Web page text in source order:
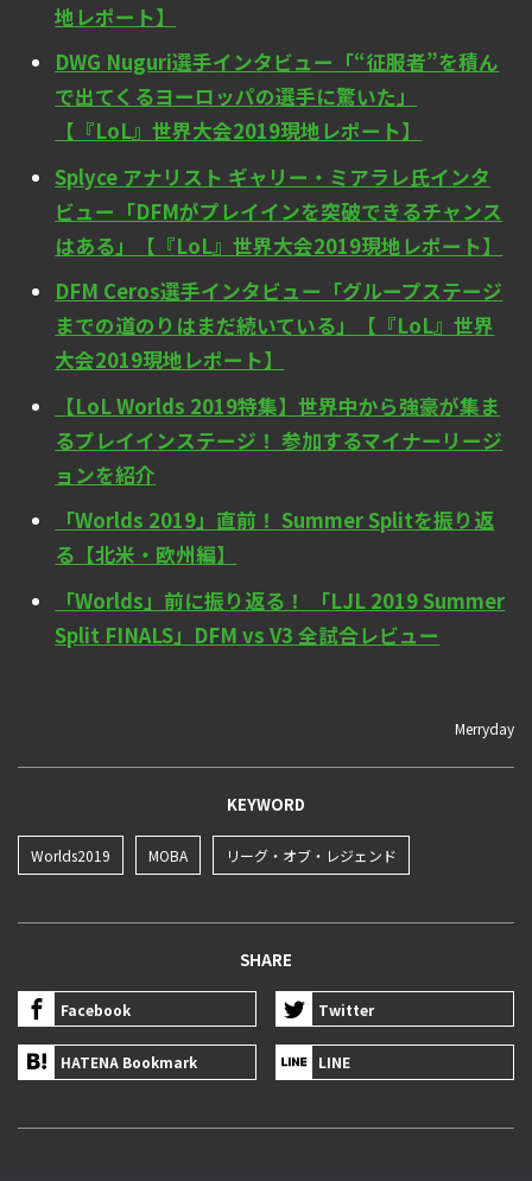
地レポート】
DWG Nuguri選手インタビュー「“征服者”を積ん
で出てくるヨーロッパの選手に驚いた」
【『LoL』世界大会2019現地レポート】
Splyce アナリスト ギャリー・ミアラレ氏インタ
ビュー「DFMがプレイインを突破できるチャンス
はある」【『LoL』世界大会2019現地レポート】
DFM Ceros選手インタビュー「グループステージ
までの道のりはまだ続いている」【『LoL』世界
大会2019現地レポート】
【LoL Worlds 2019特集】世界中から強豪が集ま
るプレイインステージ！ 参加するマイナーリージ
ョンを紹介
「Worlds 2019」直前！ Summer Splitを振り返
る【北米・欧州編】
「Worlds」前に振り返る！ 「LJL 2019 Summer
Split FINALS」DFM vs V3 全試合レビュー
Merryday
KEYWORD
Worlds2019 MOBA リーグ・オブ・レジェンド
SHARE
Facebook Twitter
HATENA Bookmark LINE